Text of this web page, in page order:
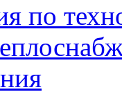
по